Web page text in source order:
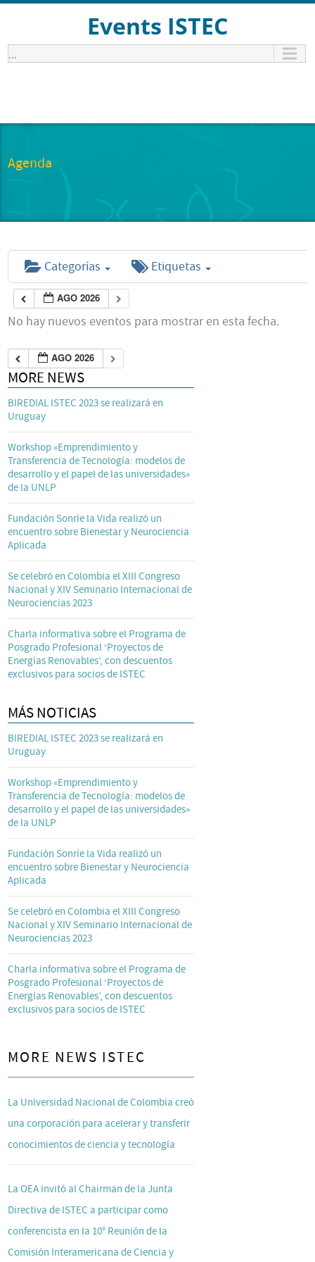
Events ISTEC
...
Agenda
Categorías Etiquetas
AGO 2026
No hay nuevos eventos para mostrar en esta fecha.
AGO 2026
MORE NEWS
BIREDIAL ISTEC 2023 se realizará en
Uruguay
Workshop «Emprendimiento y
Transferencia de Tecnología: modelos de
desarrollo y el papel de las universidades»
de la UNLP
Fundación Sonríe la Vida realizó un
encuentro sobre Bienestar y Neurociencia
Aplicada
Se celebró en Colombia el XIII Congreso
Nacional y XIV Seminario Internacional de
Neurociencias 2023
Charla informativa sobre el Programa de
Posgrado Profesional ‘Proyectos de
Energías Renovables’, con descuentos
exclusivos para socios de ISTEC
MÁS NOTICIAS
BIREDIAL ISTEC 2023 se realizará en
Uruguay
Workshop «Emprendimiento y
Transferencia de Tecnología: modelos de
desarrollo y el papel de las universidades»
de la UNLP
Fundación Sonríe la Vida realizó un
encuentro sobre Bienestar y Neurociencia
Aplicada
Se celebró en Colombia el XIII Congreso
Nacional y XIV Seminario Internacional de
Neurociencias 2023
Charla informativa sobre el Programa de
Posgrado Profesional ‘Proyectos de
Energías Renovables’, con descuentos
exclusivos para socios de ISTEC
MORE NEWS ISTEC
La Universidad Nacional de Colombia creó
una corporación para acelerar y transferir
conocimientos de ciencia y tecnología
La OEA invitó al Chairman de la Junta
Directiva de ISTEC a participar como
conferencista en la 10° Reunión de la
Comisión Interamericana de Ciencia y